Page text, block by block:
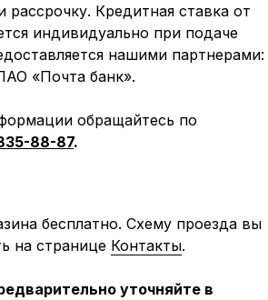
рассрочку. Кредитная ставка от
индивидуально при подаче
нашими партнерами:
«Почта банк».
обращайтесь по
88-87.
бесплатно. Схему проезда вы
на странице Контакты.
уточняйте в